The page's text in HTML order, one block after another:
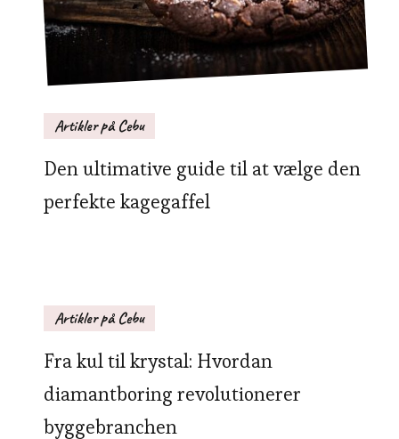
Artikler på Cebu
Den ultimative guide til at vælge den
perfekte kagegaffel
Artikler på Cebu
Fra kul til krystal: Hvordan
diamantboring revolutionerer
byggebranchen